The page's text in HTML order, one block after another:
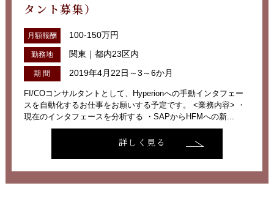
タント募集）
月額報酬 100-150万円
勤務地 関東｜都内23区内
期 間 2019年4月22日～3～6か月
FI/COコンサルタントとして、Hyperionへの手動インタフェー
スを自動化するお仕事をお願いする予定です。 <業務内容> ・
現在のインタフェースを分析する ・SAPからHFMへの新...
詳しく見る